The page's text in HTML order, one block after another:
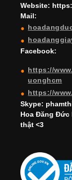
Website:
Mail:
Facebook:
https://
uonghcm
https://
Skype:
Hoa Đăng
thật <3